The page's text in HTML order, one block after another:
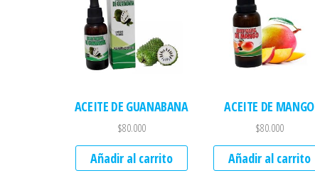
ACEITE DE GUANABANA
$80.000
Añadir al carrito
ACEITE DE MANGO
$80.000
Añadir al carrito